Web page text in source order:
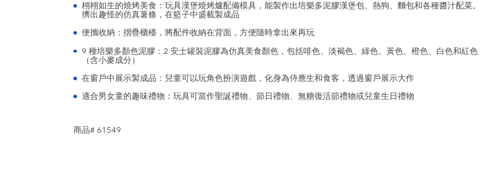
栩栩如生的燒烤美食：玩具漢堡燒烤爐配備模具，能製作出培樂多泥膠漢堡包、熱狗、麵包和各種醬汁配菜。
擠出趣怪的仿真薯條，在籃子中盛載製成品
便攜收納：摺疊櫃檯，將配件收納在背面，方便隨時拿出來再玩
9 種培樂多顏色泥膠：2 安士罐裝泥膠為仿真美食顏色，包括啡色、淡褐色、綠色、黃色、橙色、白色和紅色
（含小麥成分）
在窗戶中展示製成品：兒童可以玩角色扮演遊戲，化身為侍應生和食客，透過窗戶展示大作
適合男女童的趣味禮物：玩具可當作聖誕禮物、節日禮物、無糖復活節禮物或兒童生日禮物
商品# 61549